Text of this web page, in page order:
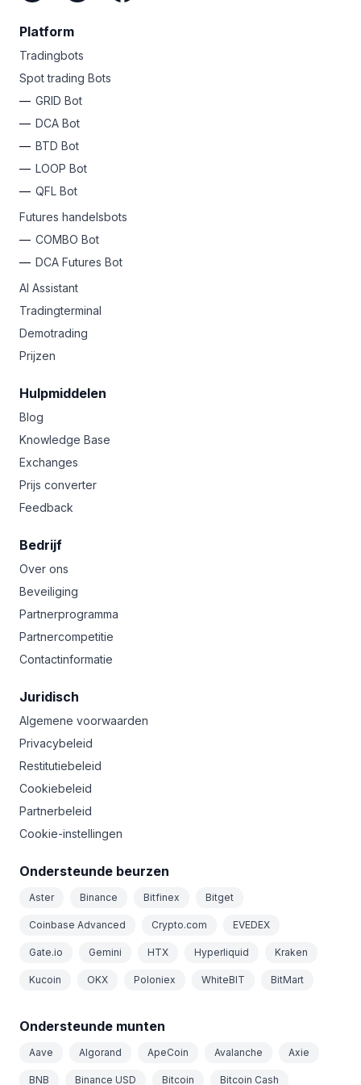
Platform
Tradingbots
Spot trading Bots
GRID Bot
DCA Bot
BTD Bot
LOOP Bot
QFL Bot
Futures handelsbots
COMBO Bot
DCA Futures Bot
AI Assistant
Tradingterminal
Demotrading
Prijzen
Hulpmiddelen
Blog
Knowledge Base
Exchanges
Prijs converter
Feedback
Bedrijf
Over ons
Beveiliging
Partnerprogramma
Partnercompetitie
Contactinformatie
Juridisch
Algemene voorwaarden
Privacybeleid
Restitutiebeleid
Cookiebeleid
Partnerbeleid
Cookie-instellingen
Ondersteunde beurzen
Aster Binance Bitfinex Bitget
Coinbase Advanced Crypto.com EVEDEX
Gate.io Gemini HTX Hyperliquid Kraken
Kucoin OKX Poloniex WhiteBIT BitMart
Ondersteunde munten
Aave Algorand ApeCoin Avalanche Axie
BNB Binance USD Bitcoin Bitcoin Cash